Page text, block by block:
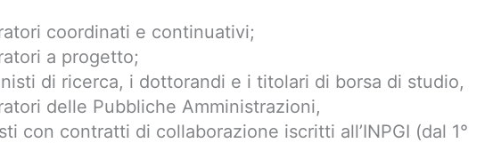
coordinati e continuativi;
a progetto;
di ricerca, i dottorandi e i titolari di borsa di studio,
delle Pubbliche Amministrazioni,
con contratti di collaborazione iscritti all’INPGI (dal 1°